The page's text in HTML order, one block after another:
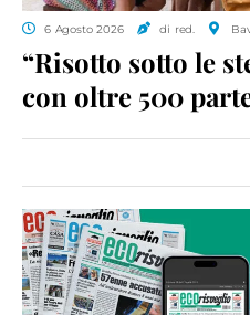
6 Agosto 2026 di red.
“Risotto sotto le
con oltre 500